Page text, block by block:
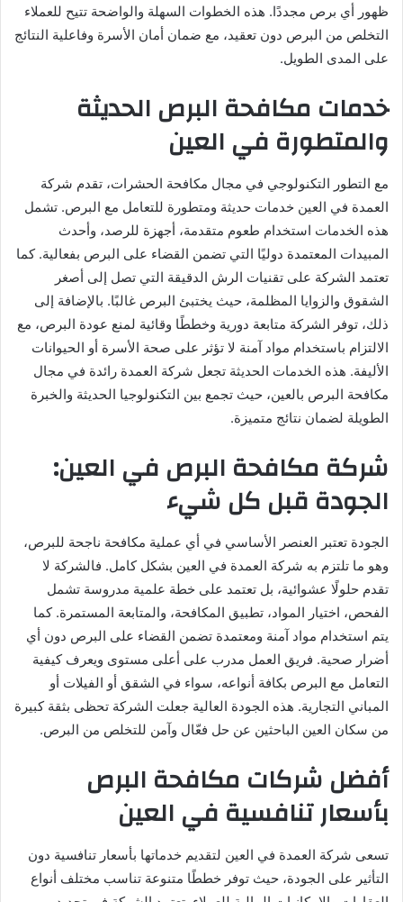
ظهور أي برص مجددًا. هذه الخطوات السهلة والواضحة تتيح للعملاء
التخلص من البرص دون تعقيد، مع ضمان أمان الأسرة وفاعلية النتائج
على المدى الطويل.
خدمات مكافحة البرص الحديثة
والمتطورة في العين
مع التطور التكنولوجي في مجال مكافحة الحشرات، تقدم شركة
العمدة في العين خدمات حديثة ومتطورة للتعامل مع البرص. تشمل
هذه الخدمات استخدام طعوم متقدمة، أجهزة للرصد، وأحدث
المبيدات المعتمدة دوليًا التي تضمن القضاء على البرص بفعالية. كما
تعتمد الشركة على تقنيات الرش الدقيقة التي تصل إلى أصغر
الشقوق والزوايا المظلمة، حيث يختبئ البرص غالبًا. بالإضافة إلى
ذلك، توفر الشركة متابعة دورية وخططًا وقائية لمنع عودة البرص، مع
الالتزام باستخدام مواد آمنة لا تؤثر على صحة الأسرة أو الحيوانات
الأليفة. هذه الخدمات الحديثة تجعل شركة العمدة رائدة في مجال
مكافحة البرص بالعين، حيث تجمع بين التكنولوجيا الحديثة والخبرة
الطويلة لضمان نتائج متميزة.
شركة مكافحة البرص في العين:
الجودة قبل كل شيء
الجودة تعتبر العنصر الأساسي في أي عملية مكافحة ناجحة للبرص،
وهو ما تلتزم به شركة العمدة في العين بشكل كامل. فالشركة لا
تقدم حلولًا عشوائية، بل تعتمد على خطة علمية مدروسة تشمل
الفحص، اختيار المواد، تطبيق المكافحة، والمتابعة المستمرة. كما
يتم استخدام مواد آمنة ومعتمدة تضمن القضاء على البرص دون أي
أضرار صحية. فريق العمل مدرب على أعلى مستوى ويعرف كيفية
التعامل مع البرص بكافة أنواعه، سواء في الشقق أو الفيلات أو
المباني التجارية. هذه الجودة العالية جعلت الشركة تحظى بثقة كبيرة
من سكان العين الباحثين عن حل فعّال وآمن للتخلص من البرص.
أفضل شركات مكافحة البرص
بأسعار تنافسية في العين
تسعى شركة العمدة في العين لتقديم خدماتها بأسعار تنافسية دون
التأثير على الجودة، حيث توفر خططًا متنوعة تناسب مختلف أنواع